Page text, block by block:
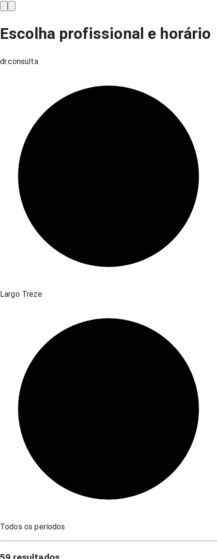
Escolha profissional e horário
dr.consulta
Largo Treze
Todos os períodos